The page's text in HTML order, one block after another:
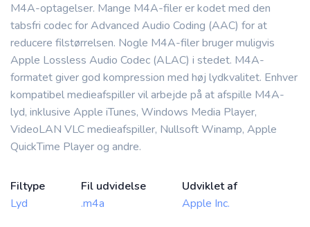
M4A-optagelser. Mange M4A-filer er kodet med den
tabsfri codec for Advanced Audio Coding (AAC) for at
reducere filstørrelsen. Nogle M4A-filer bruger muligvis
Apple Lossless Audio Codec (ALAC) i stedet. M4A-
formatet giver god kompression med høj lydkvalitet. Enhver
kompatibel medieafspiller vil arbejde på at afspille M4A-
lyd, inklusive Apple iTunes, Windows Media Player,
VideoLAN VLC medieafspiller, Nullsoft Winamp, Apple
QuickTime Player og andre.
Filtype
Lyd
Fil udvidelse
.m4a
Udviklet af
Apple Inc.